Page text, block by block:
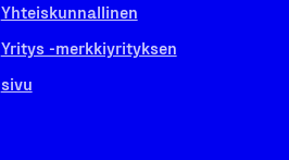
Yhteiskunnallinen
Yritys -merkkiyrityksen
sivu